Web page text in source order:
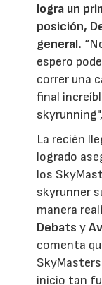
logra un
posición,
general.
espero
correr una
final
La recién
logrado
los
skyrunner
manera
Debats y
comenta
inicio tan